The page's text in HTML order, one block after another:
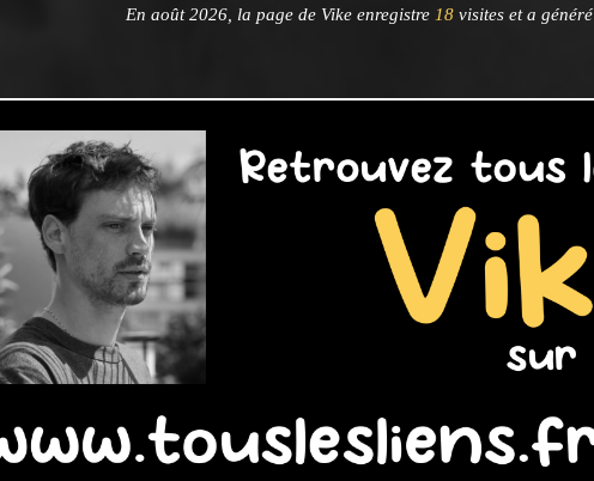
En août 2026, la page de Vike enregistre 18visites et a généré